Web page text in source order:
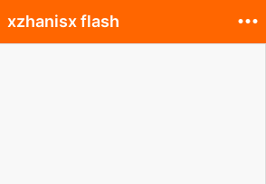
xzhanisx flash